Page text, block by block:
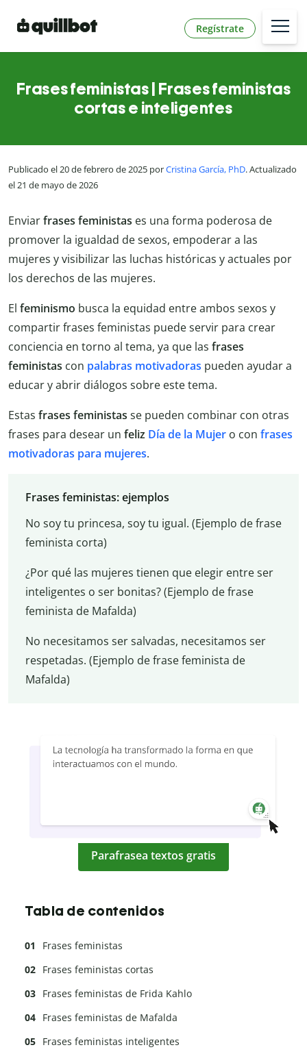
Regístrate
Frases feministas | Frases feministas
cortas e inteligentes
Publicado el 20 de febrero de 2025 porCristina García, PhD. Actualizado
el 21 de mayo de 2026
Enviarfrases feministas es una forma poderosa de
promover la igualdad de sexos, empoderar a las
mujeres y visibilizar las luchas históricas y actuales por
los derechos de las mujeres.
El feminismo busca la equidad entre ambos sexos y
compartir frases feministas puede servir para crear
conciencia en torno al tema, ya que las frases
feministas con palabras motivadoras pueden ayudar a
educar y abrir diálogos sobre este tema.
Estas frases feministas se pueden combinar con otras
frases para desear un feliz Día de la Mujer o con frases
motivadoras para mujeres.
Frases feministas: ejemplos
No soy tu princesa, soy tu igual. (Ejemplo de frase
feminista corta)
¿Por qué las mujeres tienen que elegir entre ser
inteligentes o ser bonitas? (Ejemplo de frase
feminista de Mafalda)
No necesitamos ser salvadas, necesitamos ser
respetadas. (Ejemplo de frase feminista de
Mafalda)
Parafrasea textos gratis
Tabla de contenidos
Frases feministas
Frases feministas cortas
Frases feministas de Frida Kahlo
Frases feministas de Mafalda
Frases feministas inteligentes